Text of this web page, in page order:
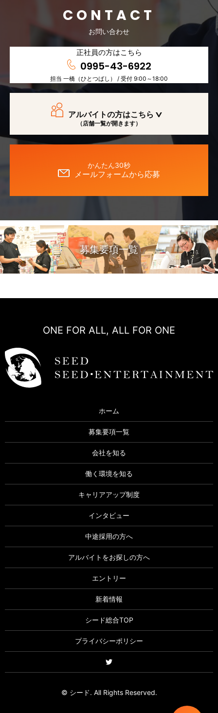
CONTACT
お問い合わせ
正社員の方はこちら
0995-43-6922
担当 一橋（ひとつばし） / 受付 9:00～18:00
アルバイトの方はこちら
（店舗一覧が開きます）
かんたん30秒
メールフォームから応募
募集要項一覧
ONE FOR ALL, ALL FOR ONE
ホーム
募集要項一覧
会社を知る
働く環境を知る
キャリアアップ制度
インタビュー
中途採用の方へ
アルバイトをお探しの方へ
エントリー
新着情報
シード総合TOP
プライバシーポリシー
© シード. All Rights Reserved.